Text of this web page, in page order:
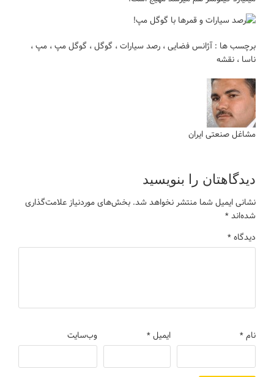
برچسب ها :آژانس فضایی، رصد سیارات، گوگل، گوگل مپ، مپ،
ناسا ، نقشه
مشاغل صنعتی ایران
دیدگاهتان را بنویسید
نشانی ایمیل شما منتشر نخواهد شد. بخش‌های موردنیاز علامت‌گذاری
شده‌اند*
دیدگاه*
نام* ایمیل* وب‌سایت